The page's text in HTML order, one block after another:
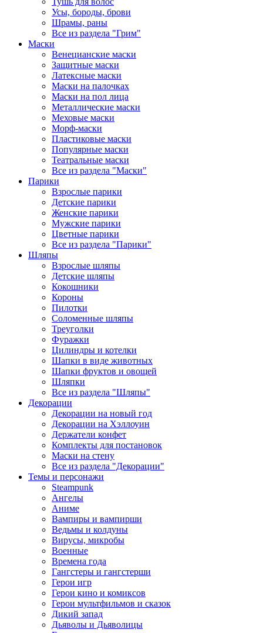
Усы, бороды, брови
Шрамы, раны
Все из раздела "Грим"
Маски
Венецианские маски
Защитные маски
Латексные маски
Маски на палочках
Маски на пол лица
Металлические маски
Меховые маски
Морф-маски
Пластиковые маски
Популярные маски
Театральные маски
Все из раздела "Маски"
Парики
Взрослые парики
Детские парики
Женские парики
Мужские парики
Цветные парики
Все из раздела "Парики"
Шляпы
Взрослые шляпы
Детские шляпы
Кокошники
Короны
Пилотки
Соломенные шляпы
Треуголки
Фуражки
Цилиндры и котелки
Шапки в виде животных
Шапки фруктов и овощей
Шляпки
Все из раздела "Шляпы"
Декорации
Декорации на новый год
Декорации на Хэллоуин
Держатели конфет
Комплекты для постановок
Маски на стену
Все из раздела "Декорации"
Темы и персонажи
Steampunk
Ангелы
Аниме
Вампиры и вампирши
Ведьмы и колдуны
Вирусы, микробы
Военные
Времена года
Гангстеры и гангстерши
Герои игр
Герои кино и комиксов
Герои мультфильмов и сказок
Дикий запад
Дьяволы и Дьяволицы